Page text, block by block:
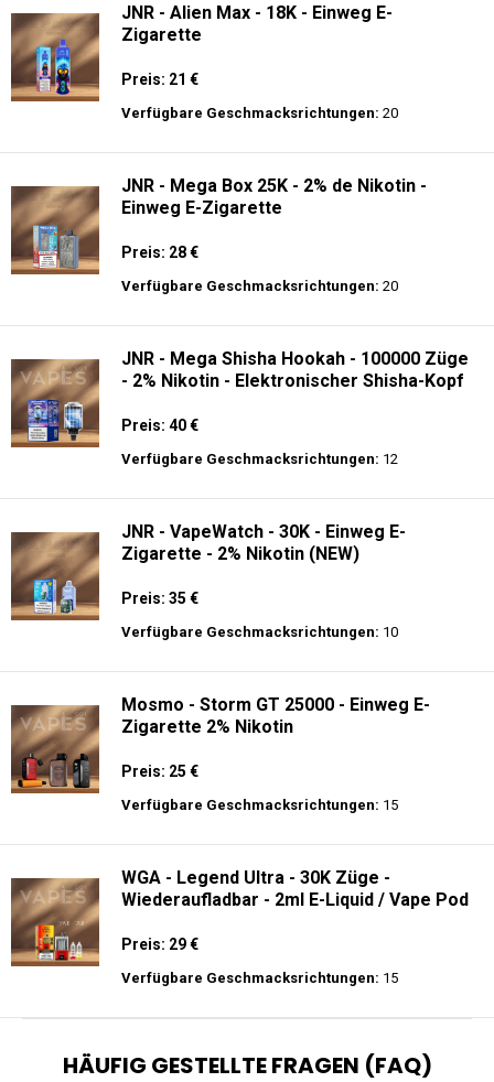
JNR - Alien Max - 18K - Einweg E-
Zigarette
Preis: 21 €
Verfügbare Geschmacksrichtungen: 20
JNR - Mega Box 25K - 2% de Nikotin -
Einweg E-Zigarette
Preis: 28 €
Verfügbare Geschmacksrichtungen: 20
JNR - Mega Shisha Hookah - 100000 Züge
- 2% Nikotin - Elektronischer Shisha-Kopf
Preis: 40 €
Verfügbare Geschmacksrichtungen: 12
JNR - VapeWatch - 30K - Einweg E-
Zigarette - 2% Nikotin (NEW)
Preis: 35 €
Verfügbare Geschmacksrichtungen: 10
Mosmo - Storm GT 25000 - Einweg E-
Zigarette 2% Nikotin
Preis: 25 €
Verfügbare Geschmacksrichtungen: 15
WGA - Legend Ultra - 30K Züge -
Wiederaufladbar - 2ml E-Liquid / Vape Pod
Preis: 29 €
Verfügbare Geschmacksrichtungen: 15
HÄUFIG GESTELLTE FRAGEN (FAQ)